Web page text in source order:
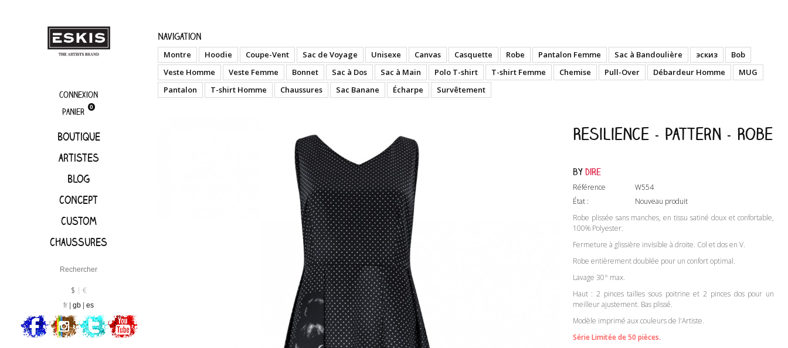
Connexion
Panier
0
Boutique
artistes
Blog
Concept
Custom
Chaussures
$ €
fr gb es
boutique
Navigation
Montre Hoodie Coupe-Vent Sac de Voyage Unisexe Canvas Casquette Robe Pantalon Femme Sac à Bandoulière эскиз
Bob
Veste Homme
Veste Femme Bonnet Sac à Dos Sac à Main Polo T-shirt T-shirt Femme Chemise Pull-Over Débardeur Homme
MUG
Pantalon
T-shirt Homme Chaussures Sac Banane Écharpe Survêtement
Resilience - Pattern - Robe
byDire
Référence
W554
État :
Nouveau produit
Robe plissée sans manches, en tissu satiné doux et confortable,
100% Polyester.
Fermeture à glissière invisible à droite. Col et dos en V.
Robe entièrement doublée pour un confort optimal.
Lavage 30° max.
Haut : 2 pinces tailles sous poitrine et 2 pinces dos pour un
meilleur ajustement. Bas plissé.
Modèle imprimé aux couleurs de l'Artiste.
Série Limitée de 50 pièces.